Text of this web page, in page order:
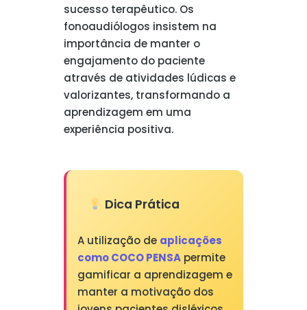
sucesso terapêutico. Os
fonoaudiólogos insistem na
importância de manter o
engajamento do paciente
através de atividades lúdicas e
valorizantes, transformando a
aprendizagem em uma
experiência positiva.
Dica Prática
A utilização de aplicações
como COCO PENSApermite
gamificar a aprendizagem e
manter a motivação dos